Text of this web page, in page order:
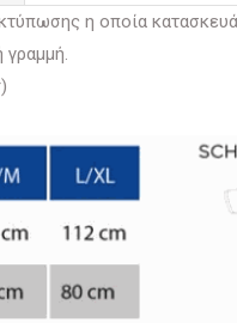
η οποία